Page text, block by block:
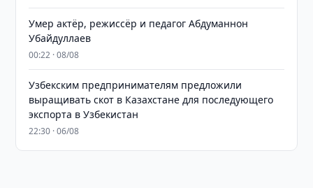
Умер актёр, режиссёр и педагог Абдуманнон
Убайдуллаев
00:22 · 08/08
Узбекским предпринимателям предложили
выращивать скот в Казахстане для последующего
экспорта в Узбекистан
22:30 · 06/08